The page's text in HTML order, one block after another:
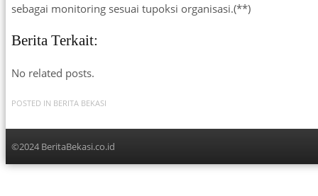
sebagai monitoring sesuai tupoksi organisasi.(**)
Berita Terkait:
No related posts.
POSTED IN BERITA BEKASI
©2024 BeritaBekasi.co.id